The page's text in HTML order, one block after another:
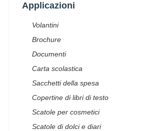
Applicazioni
Volantini
Brochure
Documenti
Carta scolastica
Sacchetti della spesa
Copertine di libri di testo
Scatole per cosmetici
Scatole di dolci e diari